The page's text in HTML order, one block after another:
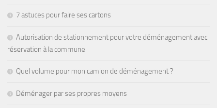
7 astuces pour faire ses cartons
Autorisation de stationnement pour votre déménagement avec
réservation à la commune
Quel volume pour mon camion de déménagement ?
Déménager par ses propres moyens